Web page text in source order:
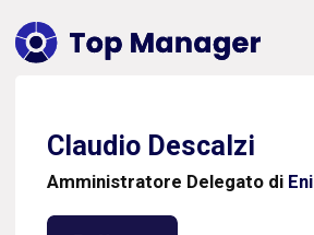
Claudio Descalzi
Amministratore Delegato di Eni